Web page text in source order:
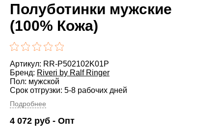
Полуботинки мужские
(100% Кожа)
Артикул: RR-P502102K01P
Бренд: Riveri by Ralf Ringer
Пол: мужской
Срок отгрузки: 5-8 рабочих дней
Подробнее
4 072 руб - Опт